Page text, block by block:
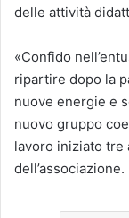
delle attività
«Confido
ripartire dopo la
nuove energie e
nuovo gruppo
lavoro iniziato tre
dell’associazione.